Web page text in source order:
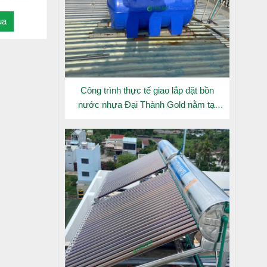
Công trình thực tế giao lắp đặt bồn
nước nhựa Đại Thành Gold nằm tại